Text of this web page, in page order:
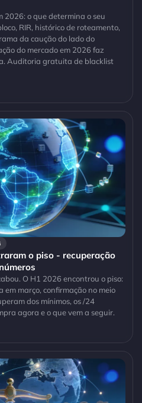
2026: o que determina o seu
RIR, histórico de roteamento,
da caução do lado do
do mercado em 2026 faz
Auditoria gratuita de blacklist
o piso - recuperação
O H1 2026 encontrou o piso:
em março, confirmação no meio
dos mínimos, os /24
agora e o que vem a seguir.